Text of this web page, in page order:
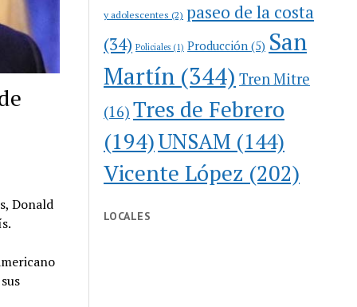
Donald
y adolescentes (2) paseo de la costa
(34) Policiales (1) Producción (5) San
Martín (344) Tren Mitre
(16) Tres de Febrero
(194)UNSAM (144)
Vicente López (202)
LOCALES